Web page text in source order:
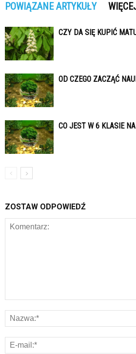
POWIĄZANE ARTYKUŁY
CZY DA SIĘ KUPIĆ
OD CZEGO ZACZĄĆ
CO JEST W 6 KLASIE
ZOSTAW ODPOWIEDŹ